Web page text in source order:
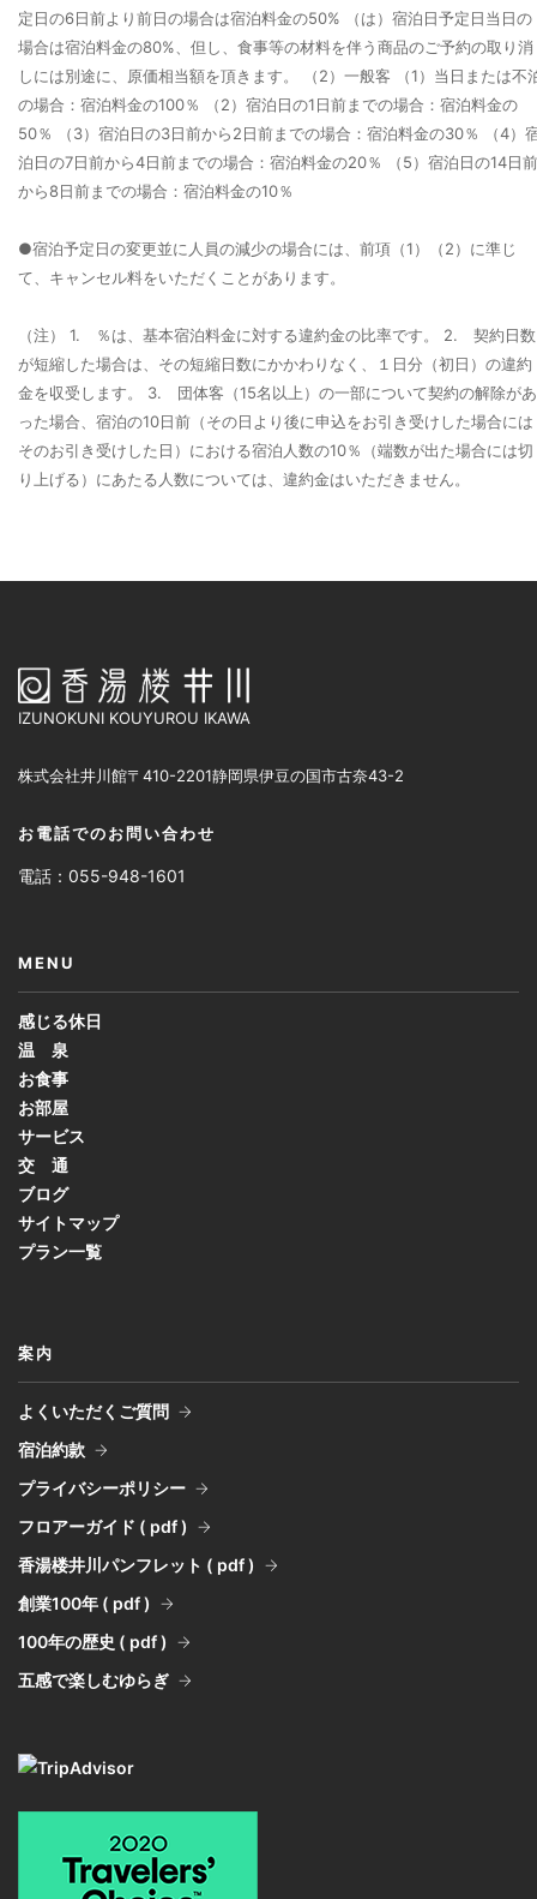
定日の6日前より前日の場合は宿泊料金の50% （は）宿泊日予定日当日の
場合は宿泊料金の80%、但し、食事等の材料を伴う商品のご予約の取り消
しには別途に、原価相当額を頂きます。
（2）一般客 （1）当日または不
の場合：宿泊料金の100％
（2）宿泊日の1日前までの場合：宿泊料金の
50％
（3）宿泊日の3日前から2日前までの場合：宿泊料金の30％
（4）
泊日の7日前から4日前までの場合：宿泊料金の20％
（5）宿泊日の14日前
から8日前までの場合：宿泊料金の10％
●宿泊予定日の変更並に人員の減少の場合には、前項（1）（2）に準じ
て、キャンセル料をいただくことがあります。
（注） 1. ％は、基本宿泊料金に対する違約金の比率です。
2. 契約日数
が短縮した場合は、その短縮日数にかかわりなく、１日分（初日）の違約
金を収受します。
3. 団体客（15名以上）の一部について契約の解除があ
った場合、宿泊の10日前（その日より後に申込をお引き受けした場合には
そのお引き受けした日）における宿泊人数の10％（端数が出た場合には切
り上げる）にあたる人数については、違約金はいただきません。
IZUNOKUNI KOUYUROU IKAWA
株式会社井川館〒410-2201静岡県伊豆の国市古奈43-2
お電話でのお問い合わせ
電話：055-948-1601
MENU
感じる休日
温 泉
お食事
お部屋
サービス
交 通
ブログ
サイトマップ
プラン一覧
案内
よくいただくご質問
宿泊約款
プライバシーポリシー
フロアーガイド ( pdf )
香湯楼井川パンフレット ( pdf )
創業100年 ( pdf )
100年の歴史 ( pdf )
五感で楽しむゆらぎ